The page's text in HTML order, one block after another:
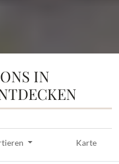
IN
Karte